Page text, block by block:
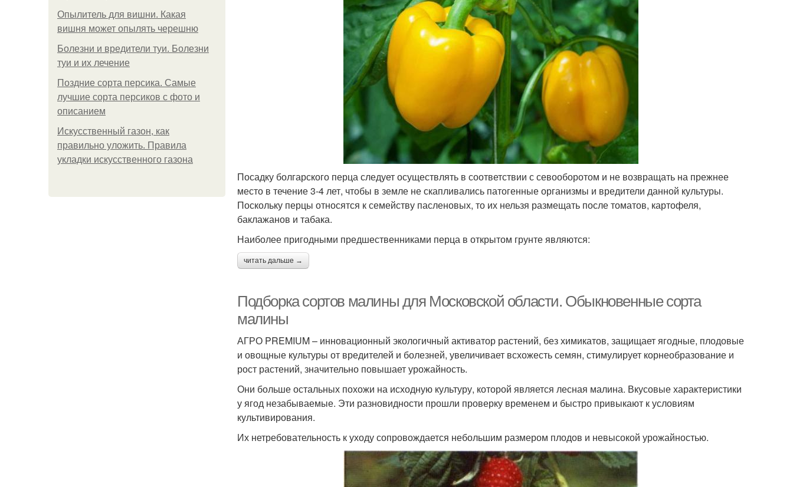
Опылитель для вишни. Какая
вишня может опылять черешню
Болезни и вредители туи. Болезни
туи и их лечение
Поздние сорта персика. Самые
лучшие сорта персиков с фото и
описанием
Искусственный газон, как
правильно уложить. Правила
укладки искусственного газона
Посадку болгарского перца следует осуществлять в соответствии с севооборотом и не возвращать на прежнее
место в течение 3-4 лет, чтобы в земле не скапливались патогенные организмы и вредители данной культуры.
Поскольку перцы относятся к семейству пасленовых, то их нельзя размещать после томатов, картофеля,
баклажанов и табака.
Наиболее пригодными предшественниками перца в открытом грунте являются:
читать дальше →
Подборка сортов малины для Московской области. Обыкновенные сорта
малины
АГРО PREMIUM – инновационный экологичный активатор растений, без химикатов, защищает ягодные, плодовые
и овощные культуры от вредителей и болезней, увеличивает всхожесть семян, стимулирует корнеобразование и
рост растений, значительно повышает урожайность.
Они больше остальных похожи на исходную культуру, которой является лесная малина. Вкусовые характеристики
у ягод незабываемые. Эти разновидности прошли проверку временем и быстро привыкают к условиям
культивирования.
Их нетребовательность к уходу сопровождается небольшим размером плодов и невысокой урожайностью.